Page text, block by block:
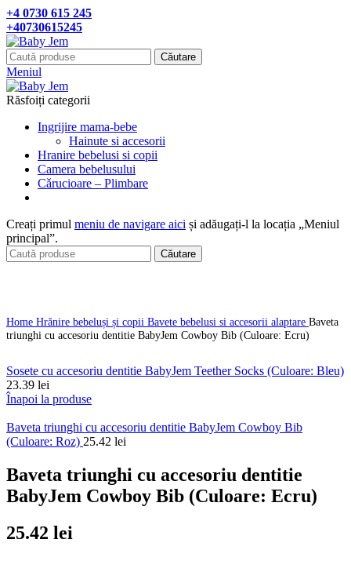
+4 0730 615 245
+40730615245
Căutare
Meniul
Răsfoiți categorii
Ingrijire mama-bebe
Hainute si accesorii
Hranire bebelusi si copii
Camera bebelusului
Cǎrucioare – Plimbare
Creați primul meniu de navigare aici și adăugați-l la locația „Meniul
principal”.
Căutare
Home Hrănire bebeluși și copii Bavete bebelusi si accesorii alaptare Baveta
triunghi cu accesoriu dentitie BabyJem Cowboy Bib (Culoare: Ecru)
Sosete cu accesoriu dentitie BabyJem Teether Socks (Culoare: Bleu)
23.39 lei
Înapoi la produse
Baveta triunghi cu accesoriu dentitie BabyJem Cowboy Bib
(Culoare: Roz) 25.42 lei
Baveta triunghi cu accesoriu dentitie
BabyJem Cowboy Bib (Culoare: Ecru)
25.42 lei